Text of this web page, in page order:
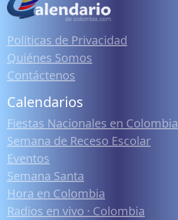
Políticas de Privacidad
Quiénes Somos
Contáctenos
Calendarios
Fiestas Nacionales en Colombia
Semana de Receso Escolar
Eventos
Semana Santa
Hora en Colombia
Radios en vivo · Colombia